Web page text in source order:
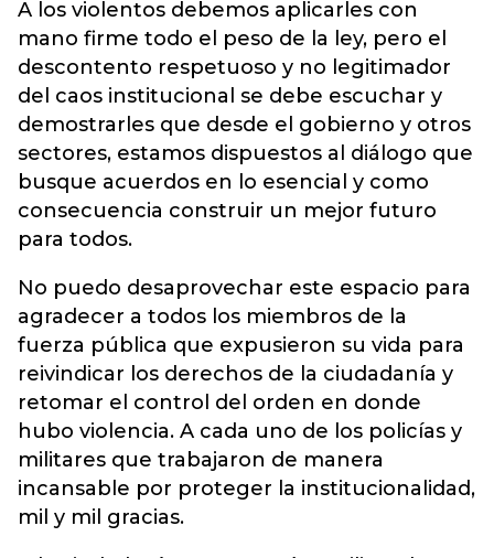
A los violentos debemos aplicarles con
mano firme todo el peso de la ley, pero el
descontento respetuoso y no legitimador
del caos institucional se debe escuchar y
demostrarles que desde el gobierno y otros
sectores, estamos dispuestos al diálogo que
busque acuerdos en lo esencial y como
consecuencia construir un mejor futuro
para todos.
No puedo desaprovechar este espacio para
agradecer a todos los miembros de la
fuerza pública que expusieron su vida para
reivindicar los derechos de la ciudadanía y
retomar el control del orden en donde
hubo violencia. A cada uno de los policías y
militares que trabajaron de manera
incansable por proteger la institucionalidad,
mil y mil gracias.